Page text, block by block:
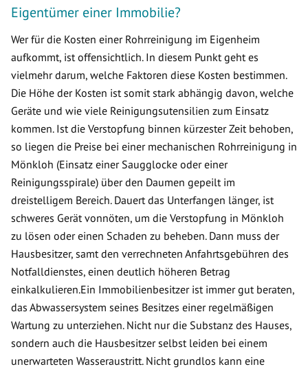
Eigentümer einer Immobilie?
Wer für die Kosten einer Rohrreinigung im Eigenheim
aufkommt, ist offensichtlich. In diesem Punkt geht es
vielmehr darum, welche Faktoren diese Kosten bestimmen.
Die Höhe der Kosten ist somit stark abhängig davon, welche
Geräte und wie viele Reinigungsutensilien zum Einsatz
kommen. Ist die Verstopfung binnen kürzester Zeit behoben,
so liegen die Preise bei einer mechanischen Rohrreinigung in
Mönkloh (Einsatz einer Saugglocke oder einer
Reinigungsspirale) über den Daumen gepeilt im
dreistelligem Bereich. Dauert das Unterfangen länger, ist
schweres Gerät vonnöten, um die Verstopfung in Mönkloh
zu lösen oder einen Schaden zu beheben. Dann muss der
Hausbesitzer, samt den verrechneten Anfahrtsgebühren des
Notfalldienstes, einen deutlich höheren Betrag
einkalkulieren.Ein Immobilienbesitzer ist immer gut beraten,
das Abwassersystem seines Besitzes einer regelmäßigen
Wartung zu unterziehen. Nicht nur die Substanz des Hauses,
sondern auch die Hausbesitzer selbst leiden bei einem
unerwarteten Wasseraustritt. Nicht grundlos kann eine